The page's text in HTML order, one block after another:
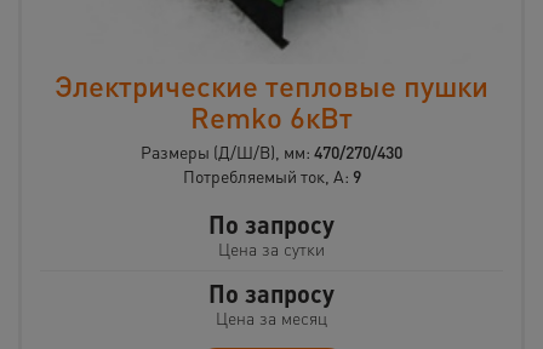
Электрические тепловые пушки
Remko 6кВт
Размеры (Д/Ш/В), мм: 470/270/430
Потребляемый ток, А: 9
По запросу
Цена за сутки
По запросу
Цена за месяц